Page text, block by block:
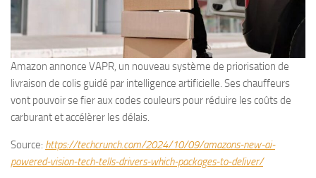
Amazon annonce VAPR, un nouveau système de priorisation de
livraison de colis guidé par intelligence artificielle. Ses chauffeurs
vont pouvoir se fier aux codes couleurs pour réduire les coûts de
carburant et accélèrer les délais.
Source: https://techcrunch.com/2024/10/09/amazons-new-ai-
powered-vision-tech-tells-drivers-which-packages-to-deliver/